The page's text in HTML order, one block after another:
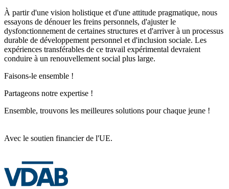
À partir d'une vision holistique et d'une attitude pragmatique, nous
essayons de dénouer les freins personnels, d'ajuster le
dysfonctionnement de certaines structures et d'arriver à un processus
durable de développement personnel et d'inclusion sociale. Les
expériences transférables de ce travail expérimental devraient
conduire à un renouvellement social plus large.
Faisons-le ensemble !
Partageons notre expertise !
Ensemble, trouvons les meilleures solutions pour chaque jeune !
Avec le soutien financier de l'UE.